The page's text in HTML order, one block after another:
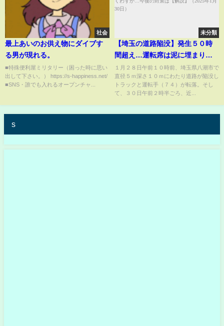
社会
最上あいのお供え物にダイブす
る男が現れる。
■特殊便利屋ミリタリー（困った時に思い
出して下さい。） https://s-happiness.net/
■SNS・誰でも入れるオープンチャ...
未分類
【埼玉の道路陥没】発生５０時
間超え…運転席は泥に埋まり目
視確認できず 陥没はどこでも
起こり得る？でも目に見える予
兆はごくわずか…今後の対策は
１月２８日午前１０時前、埼玉県八潮市で
直径５ｍ深さ１０ｍにわたり道路が陥没し
トラックと運転手（７４）が転落。そし
て、３０日午前２時半ごろ、近...
s